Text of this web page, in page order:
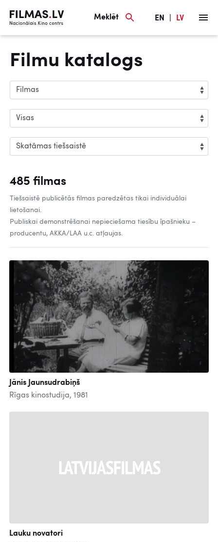
Meklēt EN LV
Filmu katalogs
485 filmas
Tiešsaistē publicētās filmas paredzētas tikai individuālai
lietošanai.
Publiskai demonstrēšanai nepieciešama tiesību īpašnieku –
producentu, AKKA/LAA u.c. atļaujas.
Jānis Jaunsudrabiņš
Rīgas kinostudija, 1981
Lauku novatori